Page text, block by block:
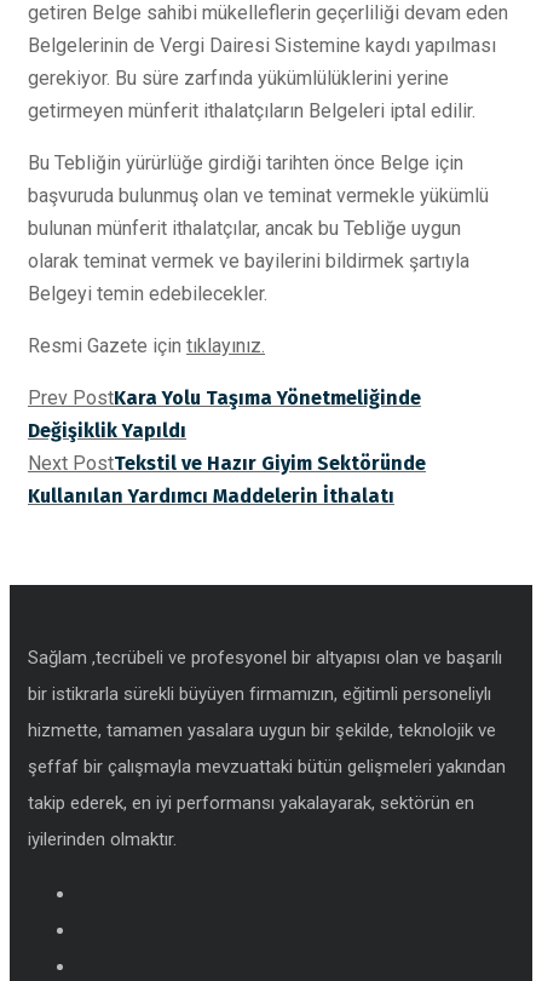
getiren Belge sahibi mükelleflerin geçerliliği devam eden
Belgelerinin de Vergi Dairesi Sistemine kaydı yapılması
gerekiyor. Bu süre zarfında yükümlülüklerini yerine
getirmeyen münferit ithalatçıların Belgeleri iptal edilir.
Bu Tebliğin yürürlüğe girdiği tarihten önce Belge için
başvuruda bulunmuş olan ve teminat vermekle yükümlü
bulunan münferit ithalatçılar, ancak bu Tebliğe uygun
olarak teminat vermek ve bayilerini bildirmek şartıyla
Belgeyi temin edebilecekler.
Resmi Gazete için tıklayınız.
Prev PostKara Yolu Taşıma Yönetmeliğinde
Değişiklik Yapıldı
Next PostTekstil ve Hazır Giyim Sektöründe
Kullanılan Yardımcı Maddelerin İthalatı
Sağlam ,tecrübeli ve profesyonel bir altyapısı olan ve başarılı
bir istikrarla sürekli büyüyen firmamızın, eğitimli personeliylı
hizmette, tamamen yasalara uygun bir şekilde, teknolojik ve
şeffaf bir çalışmayla mevzuattaki bütün gelişmeleri yakından
takip ederek, en iyi performansı yakalayarak, sektörün en
iyilerinden olmaktır.